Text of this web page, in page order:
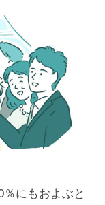
にもおよぶと